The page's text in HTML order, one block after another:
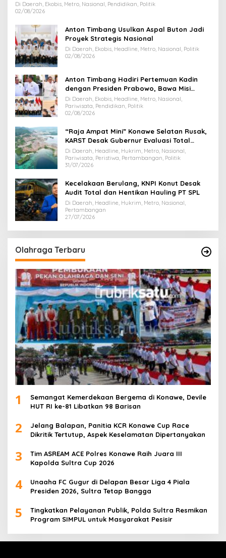
Di Daerah, Ekobis, Metro, Nasional, Pendidikan, Politik
02/08/2026
Anton Timbang Usulkan Aspal Buton Jadi
Proyek Strategis Nasional
Di Daerah, Ekobis, Headline, Metro, Nasional, Politik
02/08/2026
Anton Timbang Hadiri Pertemuan Kadin
dengan Presiden Prabowo, Bawa Misi
Majukan Ekonomi Sultra
Di Daerah, Ekobis, Headline, Metro, Nasional,
Pariwisata, Pendidikan, Politik
02/08/2026
“Raja Ampat Mini” Konawe Selatan Rusak,
KARST Desak Gubernur Evaluasi Total
Dispar Sultra
Di Daerah, Headline, Hukrim, Metro, Nasional,
Pariwisata, Peristiwa, Pertambangan, Politik
31/07/2026
Kecelakaan Berulang, KNPI Konut Desak
Audit Total dan Hentikan Hauling PT SPL
Di Daerah, Headline, Hukrim, Metro, Nasional,
Pertambangan
27/07/2026
Olahraga Terbaru
1
Semangat Kemerdekaan Bergema di Konawe, Devile
HUT RI ke-81 Libatkan 98 Barisan
2
Jelang Balapan, Panitia KCR Konawe Cup Race
Dikritik Tertutup, Aspek Keselamatan Dipertanyakan
3
Tim ASREAM ACE Polres Konawe Raih Juara III
Kapolda Sultra Cup 2026
4
Unaaha FC Gugur di Delapan Besar Liga 4 Piala
Presiden 2026, Sultra Tetap Bangga
5
Tingkatkan Pelayanan Publik, Polda Sultra Resmikan
Program SIMPUL untuk Masyarakat Pesisir